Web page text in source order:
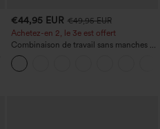
€44,95 EUR €49,95 EUR
Achetez-en 2, le 3e est offert
Combinaison de travail sans manches à
encolure bateau, côtés noués, toucher
frais, rayée, avec poches — Édition Easy
Peezy